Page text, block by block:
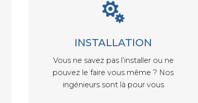

INSTALLATION
Vous ne savez pas l’installer ou ne
pouvez le faire vous même ? Nos
ingénieurs sont là pour vous